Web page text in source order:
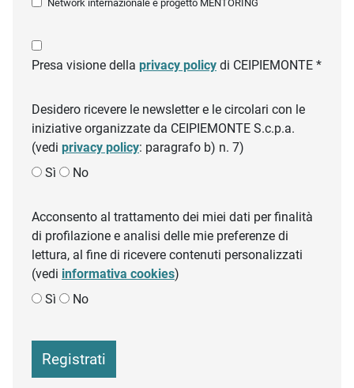
Network internazionale e progetto MENTORING
Presa visione della privacy policy di CEIPIEMONTE *
Desidero ricevere le newsletter e le circolari con le
iniziative organizzate da CEIPIEMONTE S.c.p.a.
(vedi privacy policy: paragrafo b) n. 7)
Sì
No
Acconsento al trattamento dei miei dati per finalità
di profilazione e analisi delle mie preferenze di
lettura, al fine di ricevere contenuti personalizzati
(vedi informativa cookies)
Sì
No
Registrati